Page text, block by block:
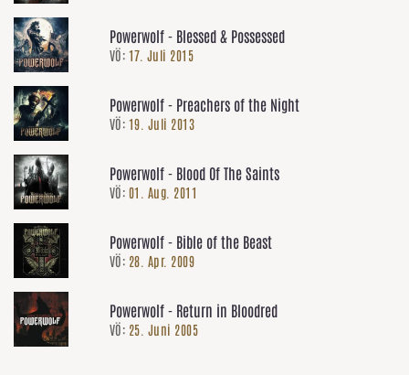
Powerwolf - Blessed & Possessed
VÖ: 17. Juli 2015
Powerwolf - Preachers of the Night
VÖ: 19. Juli 2013
Powerwolf - Blood Of The Saints
VÖ: 01. Aug. 2011
Powerwolf - Bible of the Beast
VÖ: 28. Apr. 2009
Powerwolf - Return in Bloodred
VÖ: 25. Juni 2005